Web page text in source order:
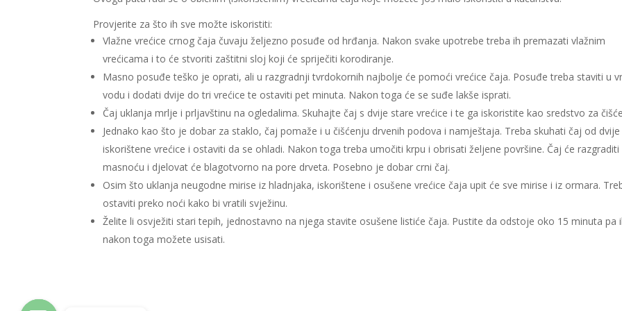
Provjerite za što ih sve možte iskoristiti:
Vlažne vrećice crnog čaja čuvaju željezno posuđe od hrđanja. Nakon svake upotrebe treba ih premazati vlažnim
vrećicama i to će stvoriti zaštitni sloj koji će spriječiti korodiranje.
Masno posuđe teško je oprati, ali u razgradnji tvrdokornih najbolje će pomoći vrećice čaja. Posuđe treba staviti u
vodu i dodati dvije do tri vrećice te ostaviti pet minuta. Nakon toga će se suđe lakše isprati.
Čaj uklanja mrlje i prljavštinu na ogledalima. Skuhajte čaj s dvije stare vrećice i te ga iskoristite kao sredstvo za
Jednako kao što je dobar za staklo, čaj pomaže i u čišćenju drvenih podova i namještaja. Treba skuhati čaj od dvije
iskorištene vrećice i ostaviti da se ohladi. Nakon toga treba umočiti krpu i obrisati željene površine. Čaj će razgraditi
masnoću i djelovat će blagotvorno na pore drveta. Posebno je dobar crni čaj.
Osim što uklanja neugodne mirise iz hladnjaka, iskorištene i osušene vrećice čaja upit će sve mirise i iz ormara.
ostaviti preko noći kako bi vratili svježinu.
Želite li osvježiti stari tepih, jednostavno na njega stavite osušene listiće čaja. Pustite da odstoje oko 15 minuta pa
nakon toga možete usisati.